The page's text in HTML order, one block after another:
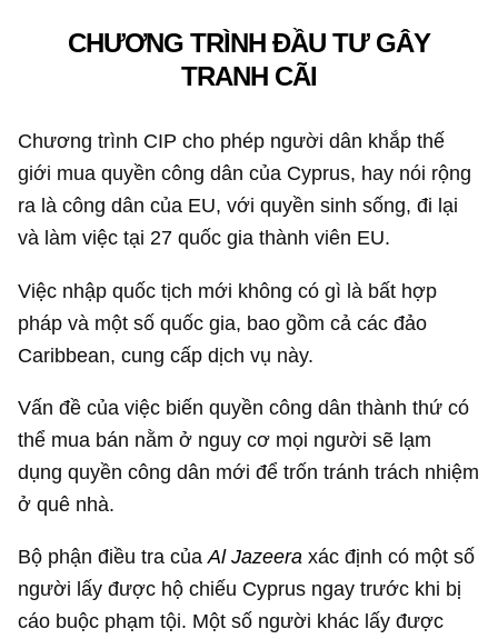
CHƯƠNG TRÌNH ĐẦU TƯ GÂY
TRANH CÃI
Chương trình CIP cho phép người dân khắp thế
giới mua quyền công dân của Cyprus, hay nói rộng
ra là công dân của EU, với quyền sinh sống, đi lại
và làm việc tại 27 quốc gia thành viên EU.
Việc nhập quốc tịch mới không có gì là bất hợp
pháp và một số quốc gia, bao gồm cả các đảo
Caribbean, cung cấp dịch vụ này.
Vấn đề của việc biến quyền công dân thành thứ có
thể mua bán nằm ở nguy cơ mọi người sẽ lạm
dụng quyền công dân mới để trốn tránh trách nhiệm
ở quê nhà.
Bộ phận điều tra củaAl Jazeera xác định có một số
người lấy được hộ chiếu Cyprus ngay trước khi bị
cáo buộc phạm tội. Một số người khác lấy được